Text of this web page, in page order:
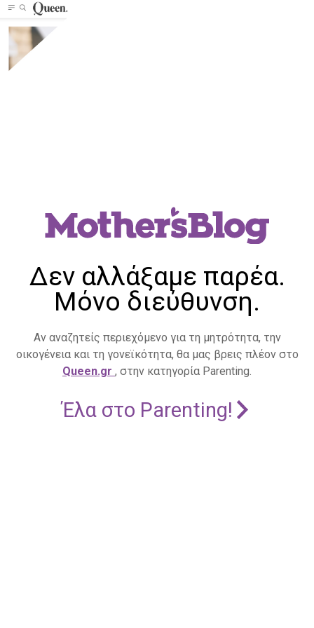
Δεν αλλάξαμε παρέα.
Μόνο διεύθυνση.
Αν αναζητείς περιεχόμενο για τη μητρότητα, την
οικογένεια και τη γονεϊκότητα, θα μας βρεις πλέον στο
Queen.gr , στην κατηγορία Parenting.
Έλα στο Parenting!